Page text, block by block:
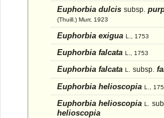
Euphorbia dulcis subsp.
(Thuill.) Murr, 1923
Euphorbia exigua L., 1753
Euphorbia falcata L., 1753
Euphorbia falcata L. subsp.
Euphorbia helioscopia L.,
Euphorbia helioscopia L.
helioscopia